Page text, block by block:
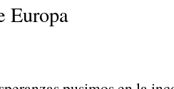
Europa